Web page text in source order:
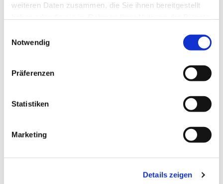
weiteren Daten zusammen, die Sie ihnen bereitgestellt
Notwendig
Präferenzen
Statistiken
Marketing
Details zeigen